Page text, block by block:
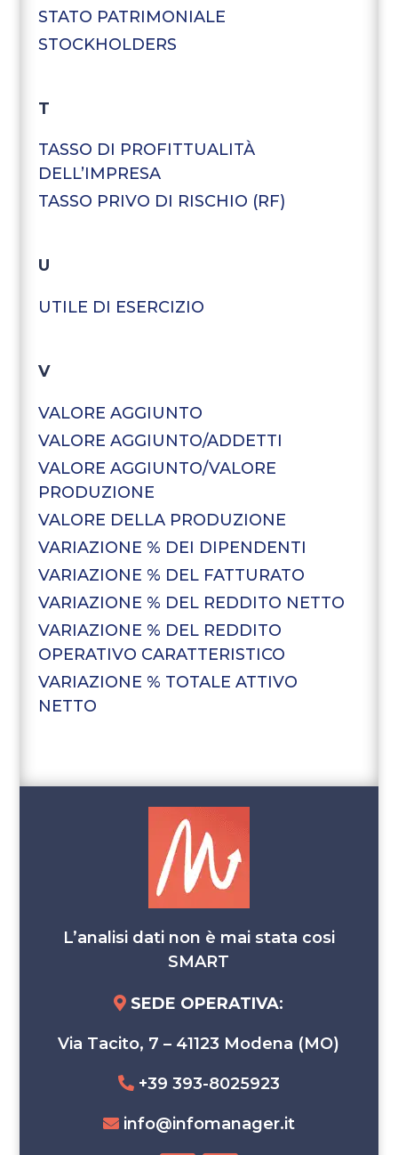
STATO PATRIMONIALE
STOCKHOLDERS
T
TASSO DI PROFITTUALITÀ
DELL’IMPRESA
TASSO PRIVO DI RISCHIO (RF)
U
UTILE DI ESERCIZIO
V
VALORE AGGIUNTO
VALORE AGGIUNTO/ADDETTI
VALORE AGGIUNTO/VALORE
PRODUZIONE
VALORE DELLA PRODUZIONE
VARIAZIONE % DEI DIPENDENTI
VARIAZIONE % DEL FATTURATO
VARIAZIONE % DEL REDDITO NETTO
VARIAZIONE % DEL REDDITO
OPERATIVO CARATTERISTICO
VARIAZIONE % TOTALE ATTIVO
NETTO
L’analisi dati non è mai stata cosi
SMART
SEDE OPERATIVA:
Via Tacito, 7 – 41123 Modena (MO)
+39 393-8025923
info@infomanager.it